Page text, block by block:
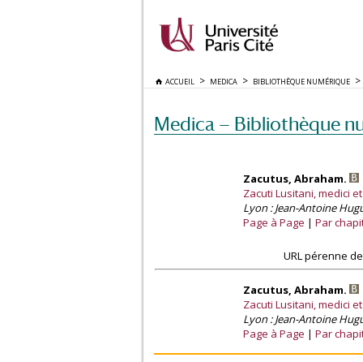
ACCUEIL MEDICA BIBLIOTHÈQUE NUMÉRIQUE
Medica — Bibliothèque
Zacutus, Abraham.
Zacuti Lusitani, medici
Lyon : Jean-Antoine
Page à Page
Par
URL pérenne
Zacutus, Abraham.
Zacuti Lusitani, medici
Lyon : Jean-Antoine
Page à Page
Par